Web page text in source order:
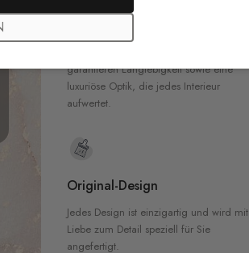
Hochwertige Materialien
garantieren Langlebigkeit sowie eine
luxuriöse Optik, die jedes Interieur
aufwertet.
Original-Design
Jedes Design ist einzigartig und wird mit
Liebe zum Detail speziell für Sie
angefertigt.